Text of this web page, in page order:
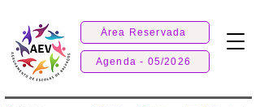
Área Reservada
Agenda - 05/2026